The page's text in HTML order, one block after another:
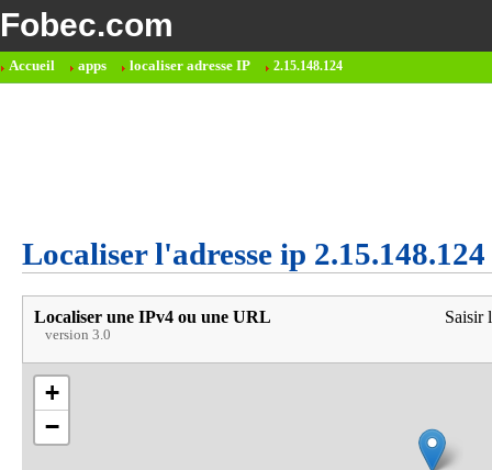
Fobec.com
Accueil apps localiser adresse IP 2.15.148.124
Localiser l'adresse ip 2.15.148.124
Localiser une IPv4 ou une URL
version 3.0
Saisir
+
−